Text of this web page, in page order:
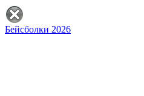
Бейсболки 2026